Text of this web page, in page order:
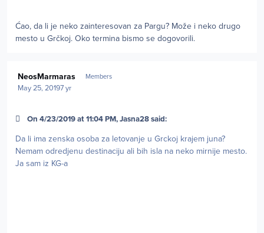
Ćao, da li je neko zainteresovan za Pargu? Može i neko drugo
mesto u Grčkoj. Oko termina bismo se dogovorili.
NeosMarmaras Members
May 25, 20197 yr
On 4/23/2019 at 11:04 PM, Jasna28 said:
Da li ima zenska osoba za letovanje u Grckoj krajem juna?
Nemam odredjenu destinaciju ali bih isla na neko mirnije mesto.
Ja sam iz KG-a